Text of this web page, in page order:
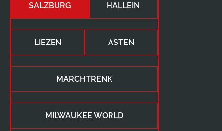
SALZBURG HALLEIN
LIEZEN ASTEN
MARCHTRENK
MILWAUKEE WORLD